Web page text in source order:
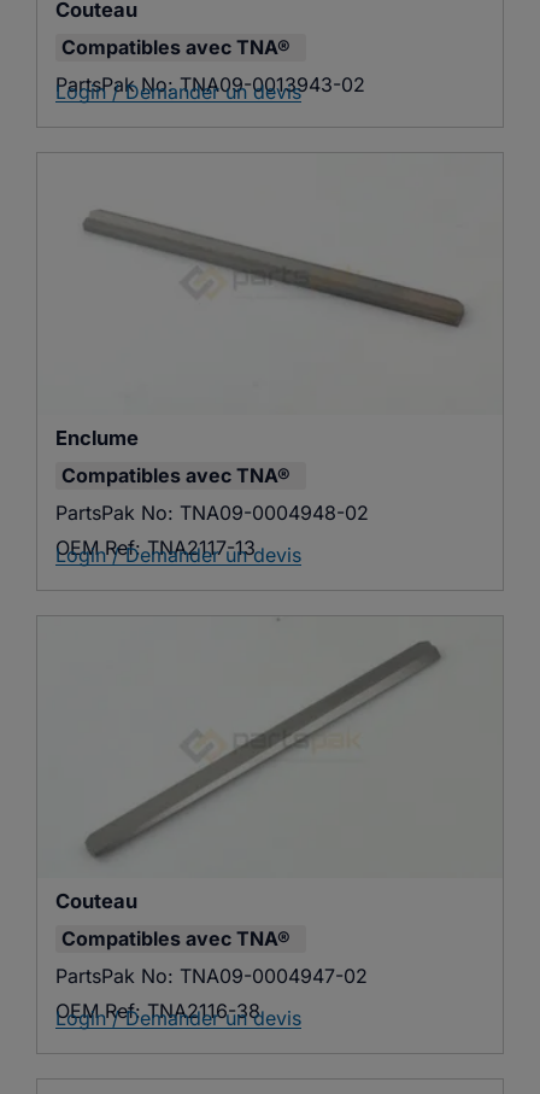
Couteau
Compatibles avec TNA®
PartsPak No:TNA09-0013943-02
Login / Demander un devis
Enclume
Compatibles avec TNA®
PartsPak No: TNA09-0004948-02
OEM Ref: TNA2117-13
Login / Demander un devis
Couteau
Compatibles avec TNA®
PartsPak No: TNA09-0004947-02
OEM Ref: TNA2116-38
Login / Demander un devis